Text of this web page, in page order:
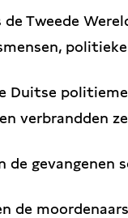
de Tweede
Duitse
verbrandden
de gevangenen
de